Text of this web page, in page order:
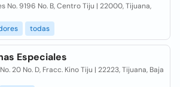
No. 9196 No. B, Centro Tiju | 22000, Tijuana,
todas
Especiales
20 No. D, Fracc. Kino Tiju | 22223, Tijuana, Baja